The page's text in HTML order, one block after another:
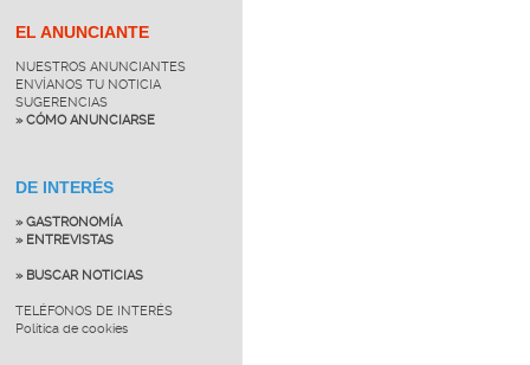
EL ANUNCIANTE
NUESTROS ANUNCIANTES
ENVÍANOS TU NOTICIA
SUGERENCIAS
» CÓMO ANUNCIARSE
DE INTERÉS
» GASTRONOMÍA
» ENTREVISTAS
» BUSCAR NOTICIAS
TELÉFONOS DE INTERÉS
Política de cookies